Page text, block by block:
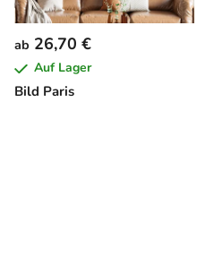
Bild Paris
ab 26,70 €
Auf Lager